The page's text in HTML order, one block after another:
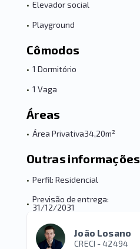
• Elevador social
• Playground
Cômodos
• 1 Dormitório
• 1 Vaga
Áreas
• Área Privativa34,20m²
Outras informações
• Perfil: Residencial
• Previsão de entrega:
31/12/2031
João Losano
CRECI -42494